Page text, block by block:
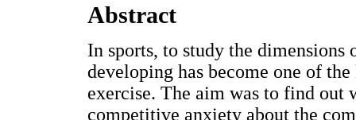
Abstract
In sports, to study the
developing has become one of
exercise. The aim was to find out
competitive anxiety about the